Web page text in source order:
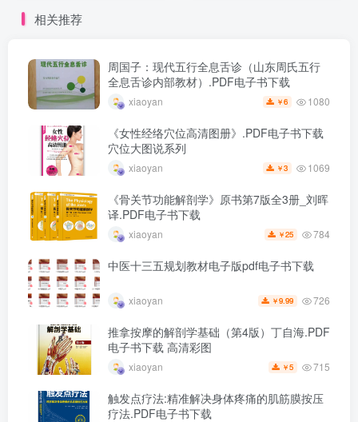
相关推荐
周国子：现代五行全息舌诊（山东周氏五行
全息舌诊内部教材）.PDF电子书下载
xiaoyan ￥6 1080
《女性经络穴位高清图册》.PDF电子书下载
穴位大图说系列
xiaoyan ￥3 1069
《骨关节功能解剖学》原书第7版全3册_刘晖
译.PDF电子书下载
xiaoyan ￥25 784
中医十三五规划教材电子版pdf电子书下载
xiaoyan ￥9.99 726
推拿按摩的解剖学基础（第4版）丁自海.PDF
电子书下载 高清彩图
xiaoyan ￥5 715
触发点疗法:精准解决身体疼痛的肌筋膜按压
疗法.PDF电子书下载